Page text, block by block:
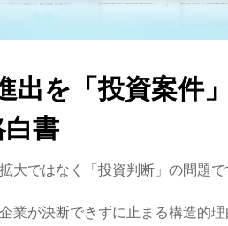
出を「投資案件
書
大ではなく「投資判断」の問題で
業が決断できずに止まる構造的